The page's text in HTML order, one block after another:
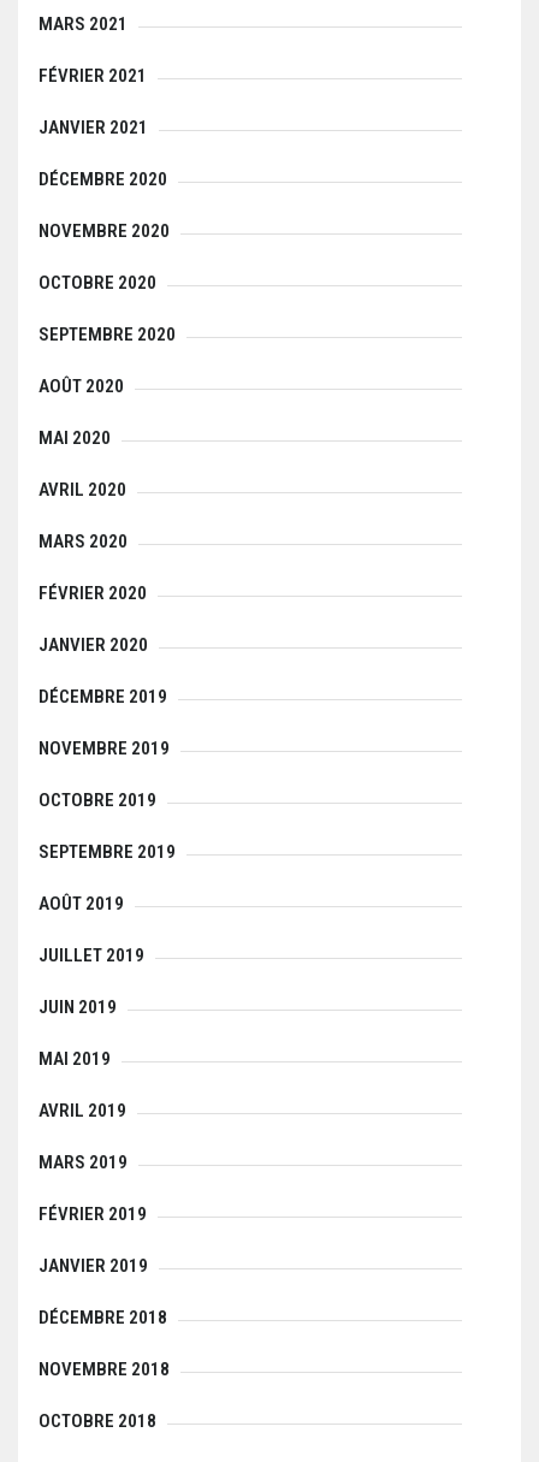
MARS 2021
FÉVRIER 2021
JANVIER 2021
DÉCEMBRE 2020
NOVEMBRE 2020
OCTOBRE 2020
SEPTEMBRE 2020
AOÛT 2020
MAI 2020
AVRIL 2020
MARS 2020
FÉVRIER 2020
JANVIER 2020
DÉCEMBRE 2019
NOVEMBRE 2019
OCTOBRE 2019
SEPTEMBRE 2019
AOÛT 2019
JUILLET 2019
JUIN 2019
MAI 2019
AVRIL 2019
MARS 2019
FÉVRIER 2019
JANVIER 2019
DÉCEMBRE 2018
NOVEMBRE 2018
OCTOBRE 2018